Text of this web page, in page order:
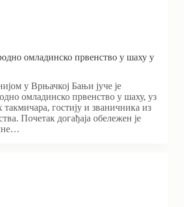
омладинско првенство у шаху у
у Врњачкој Бањи јуче је
омладинско првенство у шаху, уз
такмичара, гостију и званичника из
Почетак догађаја обележен је